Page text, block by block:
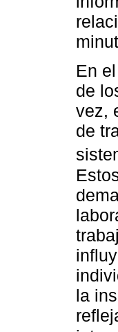
En
de
vez,
de
la